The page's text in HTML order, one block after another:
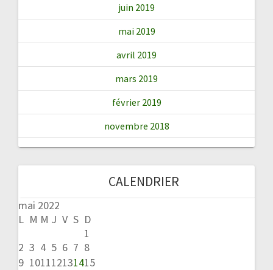
juin 2019
mai 2019
avril 2019
mars 2019
février 2019
novembre 2018
CALENDRIER
mai 2022
L M M J V S D
1
2 3 4 5 6 7 8
9 101112131415